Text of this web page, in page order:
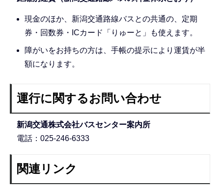
現金のほか、新潟交通路線バスとの共通の、定期
券・回数券・ICカード「りゅーと」も使えます。
障がいをお持ちの方は、手帳の提示により運賃が半
額になります。
運行に関するお問い合わせ
新潟交通株式会社バスセンター案内所
電話：025-246-6333
関連リンク